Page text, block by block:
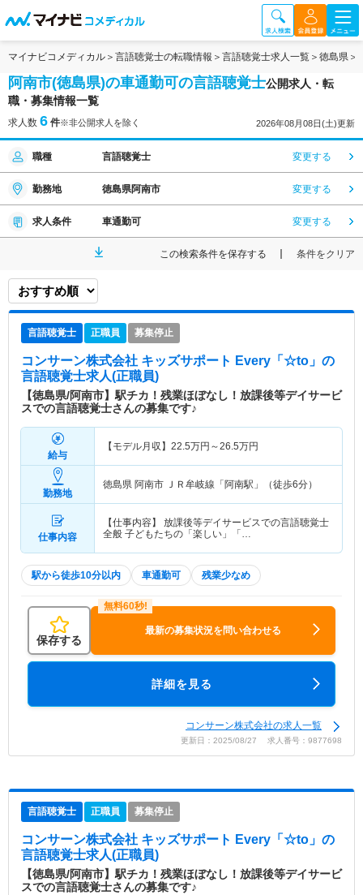
マイナビコメディカル 言語聴覚士の転職情報 言語聴覚士求人一覧 徳島県
阿南市(徳島県)の車通勤可の言語聴覚士公開求人・転
職・募集情報一覧
求人数 6 件※非公開求人を除く 2026年08月08日(土)更新
職種 言語聴覚士 変更する
勤務地 徳島県阿南市 変更する
求人条件 車通勤可 変更する
この検索条件を保存する 条件をクリア
言語聴覚士 正職員 募集停止
コンサーン株式会社 キッズサポート Every「☆to」 の
言語聴覚士求人(正職員)
【徳島県/阿南市】駅チカ！残業ほぼなし！放課後等デイサービ
スでの言語聴覚士さんの募集です♪
給与
【モデル月収】 22.5万円～26.5万円
勤務地
徳島県 阿南市 ＪＲ牟岐線「阿南駅」（徒歩6分）
仕事内容
【仕事内容】 放課後等デイサービスでの言語聴覚士
全般 子どもたちの「楽しい」「…
駅から徒歩10分以内 車通勤可 残業少なめ
保存する
最新の募集状況を問い合わせる
詳細を見る
コンサーン株式会社の求人一覧
更新日：2025/08/27 求人番号：9877698
言語聴覚士 正職員 募集停止
コンサーン株式会社 キッズサポート Every「☆to」 の
言語聴覚士求人(正職員)
【徳島県/阿南市】駅チカ！残業ほぼなし！放課後等デイサービ
スでの言語聴覚士さんの募集です♪